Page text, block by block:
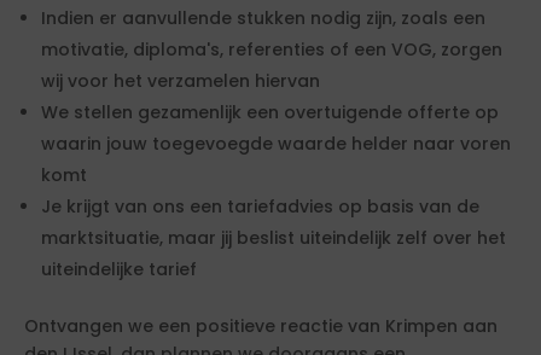
Indien er aanvullende stukken nodig zijn, zoals een
motivatie, diploma's, referenties of een VOG, zorgen
wij voor het verzamelen hiervan
We stellen gezamenlijk een overtuigende offerte op
waarin jouw toegevoegde waarde helder naar voren
komt
Je krijgt van ons een tariefadvies op basis van de
marktsituatie, maar jij beslist uiteindelijk zelf over het
uiteindelijke tarief
Ontvangen we een positieve reactie van Krimpen aan